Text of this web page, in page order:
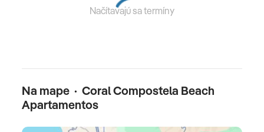
Občerstvenie: 10:30 - 18:00, vrátane all inclusive,
koláče/pečivo: 15:00 - 16:00, vrátane all inclusive,
medzinárodná, stredomorská, regionálna,
španielska, detský bufet, bufet, à la carte, ukážka
Načítavajú sa termíny
Na mape · Coral Compostela Beach
Apartamentos